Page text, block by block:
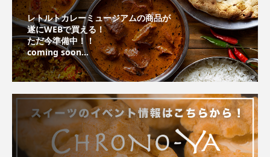
レトルトカレーミュージアムの商品が
遂にWEBで買える！
ただ今準備中！！
coming soon...